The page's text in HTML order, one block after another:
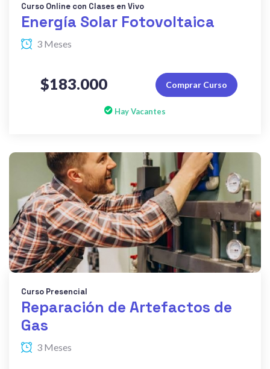
Curso Online con Clases en Vivo
Energía Solar Fotovoltaica
3 Meses
$183.000 Comprar Curso
Hay Vacantes
Curso Presencial
Reparación de Artefactos de
Gas
3 Meses